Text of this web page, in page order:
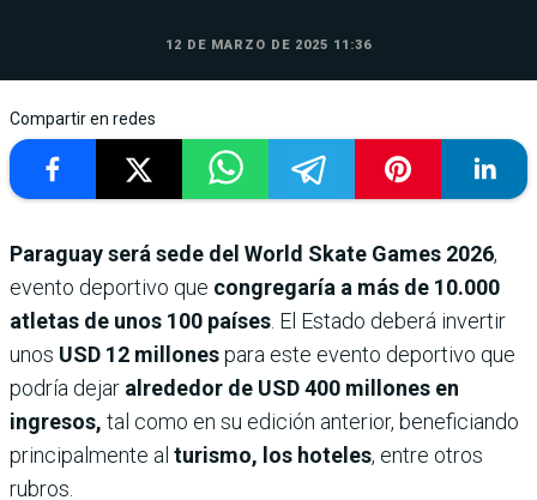
12 DE MARZO DE 2025 11:36
Compartir en redes
Paraguay será sede del World Skate Games 2026,
evento deportivo que congregaría a más de 10.000
atletas de unos 100 países . El Estado deberá invertir
unos USD 12 millonespara este evento deportivo que
podría dejar alrededor de USD 400 millones en
ingresos, tal como en su edición anterior, beneficiando
principalmente al turismo, los hoteles, entre otros
rubros.